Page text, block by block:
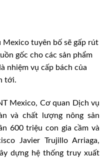
tuyên bố sẽ gấp rút
gốc cho các sản phẩm
nhiệm vụ cấp bách của
tới.
Mexico, Cơ quan Dịch vụ
và chất lượng nông sản
600 triệu con gia cầm và
Javier Trujillo Arriaga,
dựng hệ thống truy xuất